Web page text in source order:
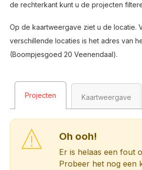
de rechterkant kunt u de projecten
Op de kaartweergave ziet u de locatie.
verschillende locaties is het adres van
(Boompjesgoed 20 Veenendaal).
Projecten Kaartweergave
Oh ooh!
Er is helaas een fout
Probeer het nog een